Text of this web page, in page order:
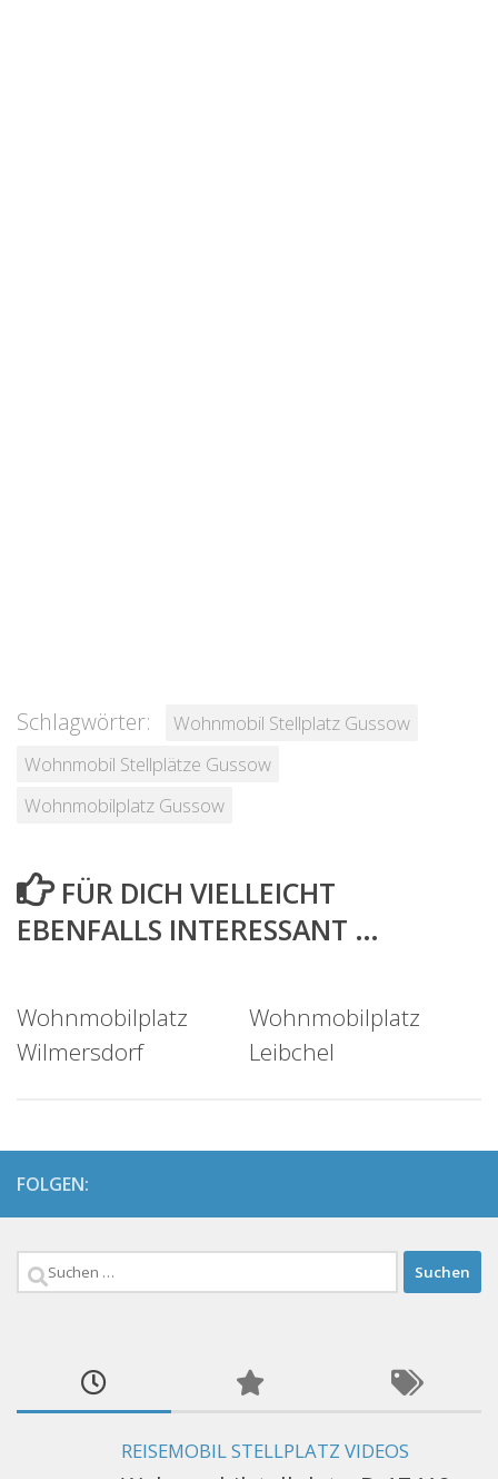
Schlagwörter:
Wohnmobil Stellplatz Gussow
Wohnmobil Stellplätze Gussow
Wohnmobilplatz Gussow
FÜR DICH VIELLEICHT
EBENFALLS INTERESSANT …
Wohnmobilplatz
Wilmersdorf
Wohnmobilplatz
Leibchel
FOLGEN:
Suchen
REISEMOBIL STELLPLATZ VIDEOS